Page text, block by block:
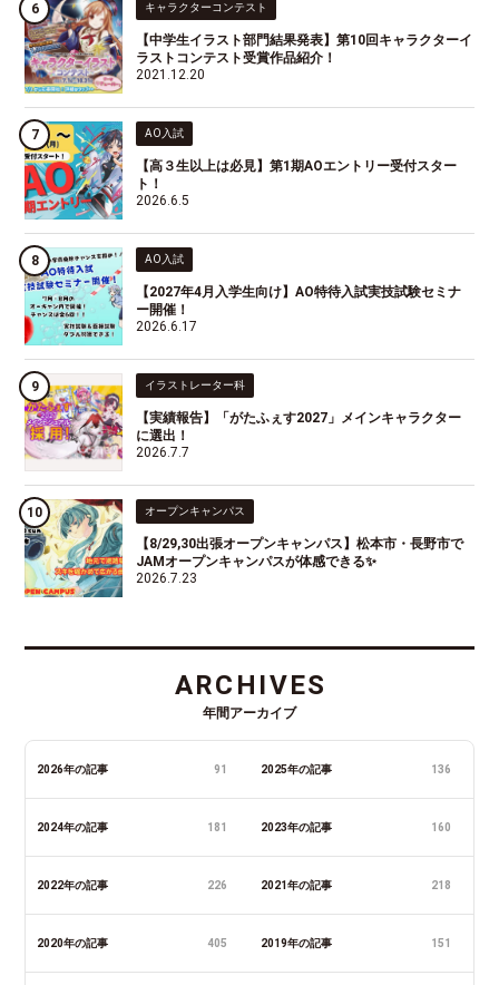
キャラクターコンテスト
【中学生イラスト部門結果発表】第10回キャラクターイ
ラストコンテスト受賞作品紹介！
2021.12.20
AO入試
【高３生以上は必見】第1期AOエントリー受付スター
ト！
2026.6.5
AO入試
【2027年4月入学生向け】AO特待入試実技試験セミナ
ー開催！
2026.6.17
イラストレーター科
【実績報告】「がたふぇす2027」メインキャラクター
に選出！
2026.7.7
オープンキャンパス
【8/29,30出張オープンキャンパス】松本市・長野市で
JAMオープンキャンパスが体感できる✨
2026.7.23
ARCHIVES
年間アーカイブ
2026年の記事 91 2025年の記事 136
2024年の記事 181 2023年の記事 160
2022年の記事 226 2021年の記事 218
2020年の記事 405 2019年の記事 151